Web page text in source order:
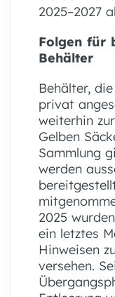
2025–2027
Folgen für
Behälter
Behälter,
privat
weiterhin
Gelben
Sammlung
werden
2025
ein letztes
Hinweisen
versehen.